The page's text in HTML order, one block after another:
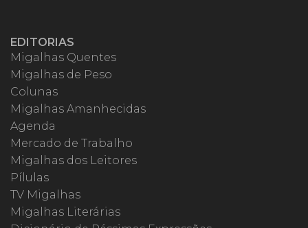
EDITORIAS
Migalhas Quentes
Migalhas de Peso
Colunas
Migalhas Amanhecidas
Agenda
Mercado de Trabalho
Migalhas dos Leitores
Pílulas
TV Migalhas
Migalhas Literárias